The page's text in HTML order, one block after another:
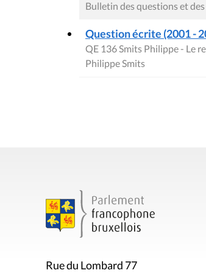
Bulletin des questions et
Question écrite (2001 -
QE 136 Smits Philippe - Le
Philippe Smits
Rue du Lombard 77